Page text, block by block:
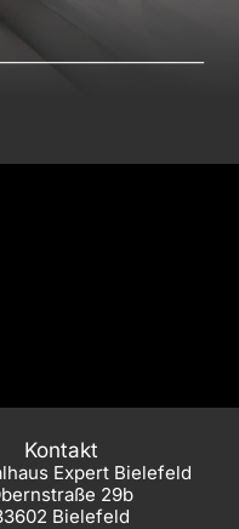
Kontakt
Expert Bielefeld
29b
Bielefeld